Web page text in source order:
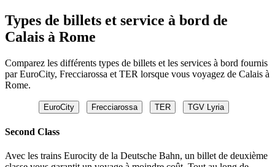
Types de billets et service à bord de
Calais à Rome
Comparez les différents types de billets et les services à bord fournis
par EuroCity, Frecciarossa et TER lorsque vous voyagez de Calais à
Rome.
EuroCity Frecciarossa TER TGV Lyria
Second Class
Avec les trains Eurocity de la Deutsche Bahn, un billet de deuxième